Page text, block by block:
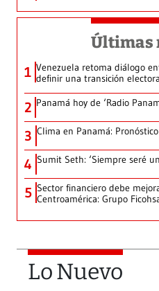
Últimas
1 Venezuela retoma diálogo
definir una transición
2 Panamá hoy de ‘Radio
3 Clima en Panamá:
4 Sumit Seth: ‘Siempre seré
5 Sector financiero debe
Centroamérica: Grupo
Lo Nuevo